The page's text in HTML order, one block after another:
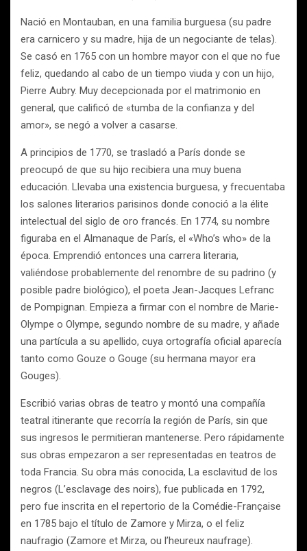
Nació en Montauban, en una familia burguesa (su padre
era carnicero y su madre, hija de un negociante de telas).
Se casó en 1765 con un hombre mayor con el que no fue
feliz, quedando al cabo de un tiempo viuda y con un hijo,
Pierre Aubry. Muy decepcionada por el matrimonio en
general, que calificó de «tumba de la confianza y del
amor», se negó a volver a casarse.
A principios de 1770, se trasladó a París donde se
preocupó de que su hijo recibiera una muy buena
educación. Llevaba una existencia burguesa, y frecuentaba
los salones literarios parisinos donde conoció a la élite
intelectual del siglo de oro francés. En 1774, su nombre
figuraba en el Almanaque de París, el «Who’s who» de la
época. Emprendió entonces una carrera literaria,
valiéndose probablemente del renombre de su padrino (y
posible padre biológico), el poeta Jean-Jacques Lefranc
de Pompignan. Empieza a firmar con el nombre de Marie-
Olympe o Olympe, segundo nombre de su madre, y añade
una partícula a su apellido, cuya ortografía oficial aparecía
tanto como Gouze o Gouge (su hermana mayor era
Gouges).
Escribió varias obras de teatro y montó una compañía
teatral itinerante que recorría la región de París, sin que
sus ingresos le permitieran mantenerse. Pero rápidamente
sus obras empezaron a ser representadas en teatros de
toda Francia. Su obra más conocida, La esclavitud de los
negros (L’esclavage des noirs), fue publicada en 1792,
pero fue inscrita en el repertorio de la Comédie-Française
en 1785 bajo el título de Zamore y Mirza, o el feliz
naufragio (Zamore et Mirza, ou l’heureux naufrage).